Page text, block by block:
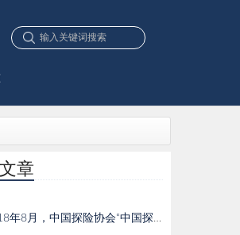
章
8月，中国探险协会“中国探险家俱乐部”成立